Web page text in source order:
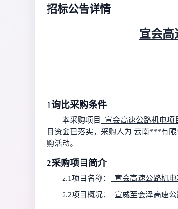
招标公告详情
宣会高
1询比采购条件
本采购项目 宣会高速公路机电项
目资金已落实，采购人为 云南***有限
购活动。
2采购项目简介
2.1项目名称： 宣会高速公路机
2.2项目概况： 宣威至会泽高速